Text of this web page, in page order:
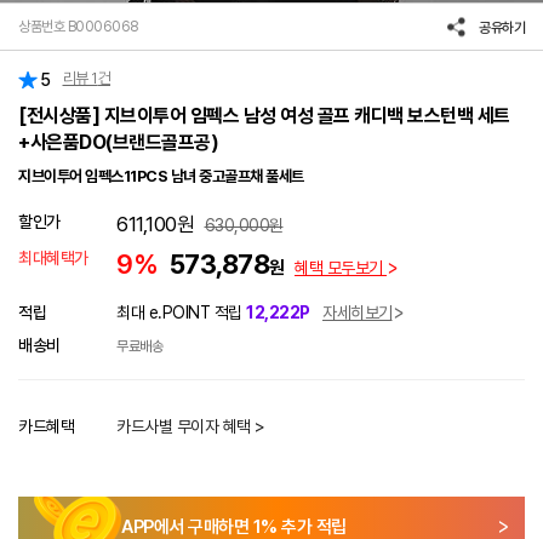
상품번호 B0006068 공유하기
5 리뷰 1건
[전시상품] 지브이투어 임펙스 남성 여성 골프 캐디백 보스턴백 세트
+사은품DO(브랜드골프공)
지브이투어 임펙스11PCS 남녀 중고골프채 풀세트
할인가 611,100원 630,000원
최대혜택가
9% 573,878원 혜택 모두보기
적립 최대 e.POINT 적립 12,222P
자세히보기
배송비
무료배송
카드혜택 카드사별 무이자 혜택 >
APP에서 구매하면 1% 추가 적립